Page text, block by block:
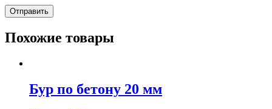
Похожие товары
Бур по бетону 20 мм